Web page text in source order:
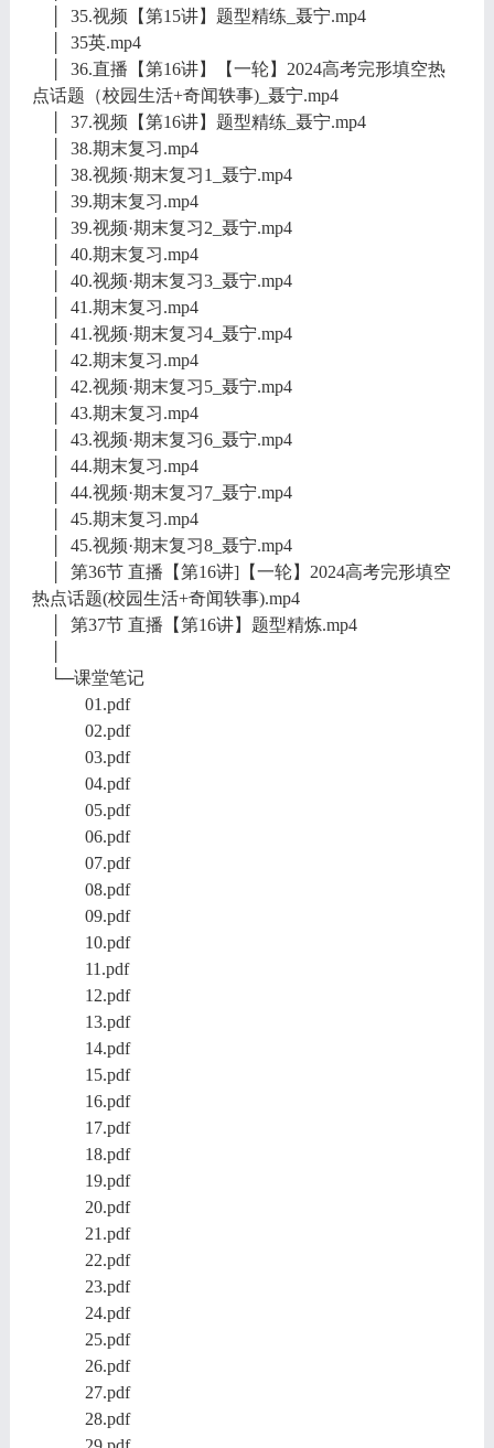
│ 35.视频【第15讲】题型精练_聂宁.mp4
│ 35英.mp4
│ 36.直播【第16讲】【一轮】2024高考完形填空热
点话题（校园生活+奇闻轶事)_聂宁.mp4
│ 37.视频【第16讲】题型精练_聂宁.mp4
│ 38.期末复习.mp4
│ 38.视频·期末复习1_聂宁.mp4
│ 39.期末复习.mp4
│ 39.视频·期末复习2_聂宁.mp4
│ 40.期末复习.mp4
│ 40.视频·期末复习3_聂宁.mp4
│ 41.期末复习.mp4
│ 41.视频·期末复习4_聂宁.mp4
│ 42.期末复习.mp4
│ 42.视频·期末复习5_聂宁.mp4
│ 43.期末复习.mp4
│ 43.视频·期末复习6_聂宁.mp4
│ 44.期末复习.mp4
│ 44.视频·期末复习7_聂宁.mp4
│ 45.期末复习.mp4
│ 45.视频·期末复习8_聂宁.mp4
│ 第36节 直播【第16讲]【一轮】2024高考完形填空
热点话题(校园生活+奇闻轶事).mp4
│ 第37节 直播【第16讲】题型精炼.mp4
└─课堂笔记
01.pdf
02.pdf
03.pdf
04.pdf
05.pdf
06.pdf
07.pdf
08.pdf
09.pdf
10.pdf
11.pdf
12.pdf
13.pdf
14.pdf
15.pdf
16.pdf
17.pdf
18.pdf
19.pdf
20.pdf
21.pdf
22.pdf
23.pdf
24.pdf
25.pdf
26.pdf
27.pdf
28.pdf